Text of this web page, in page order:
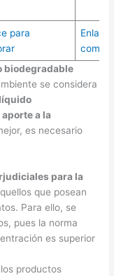
para
Enlace
biodegradable
se considera
a la
es necesario
para la
que posean
Para ello, se
pues la norma
es superior
productos